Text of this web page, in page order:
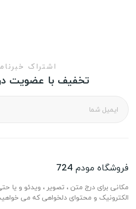
اشتراک
تخفیف با عضویت
فروشگاه مودم 724
مکانی برای درج متن ، تصویر ، ویدئو و یا
الکترونیک و محتوای دلخواهی که می